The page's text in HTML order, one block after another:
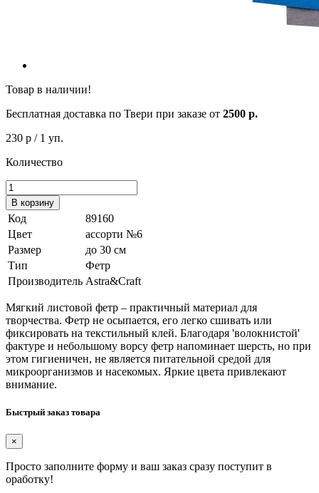
Товар в наличии!
Бесплатная доставка по Твери при заказе от 2500 р.
230 р / 1 уп.
Количество
В корзину
Код
89160
Цвет
ассорти №6
Размер
до 30 см
Тип
Фетр
Производитель Astra&Craft
Мягкий листовой фетр – практичный материал для
творчества. Фетр не осыпается, его легко сшивать или
фиксировать на текстильный клей. Благодаря 'волокнистой'
фактуре и небольшому ворсу фетр напоминает шерсть, но при
этом гигиеничен, не является питательной средой для
микроорганизмов и насекомых. Яркие цвета привлекают
внимание.
Быстрый заказ товара
×
Просто заполните форму и ваш заказ сразу поступит в
оработку!